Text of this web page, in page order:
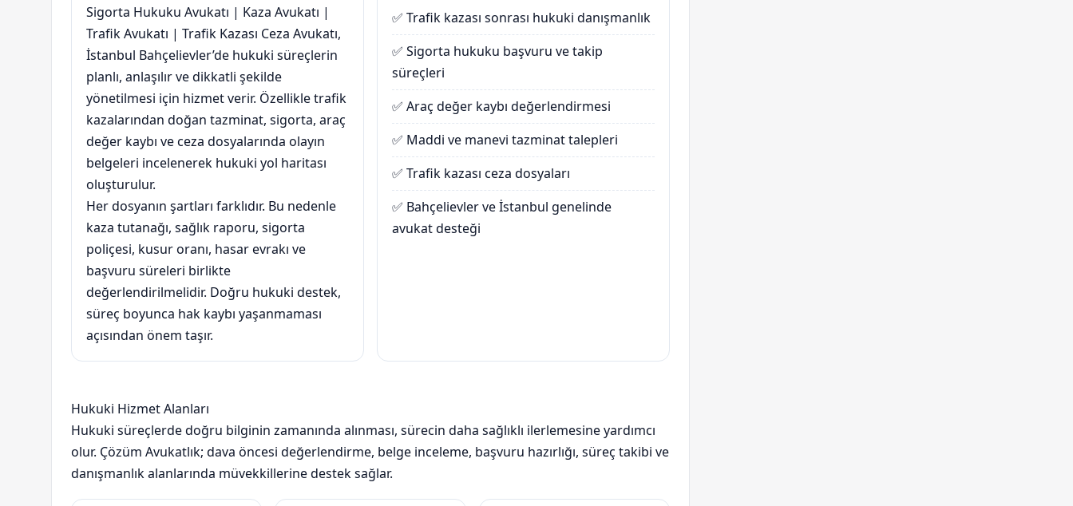
Sigorta Hukuku Avukatı | Kaza Avukatı |
Trafik Avukatı | Trafik Kazası Ceza Avukatı,
İstanbul Bahçelievler’de hukuki süreçlerin
planlı, anlaşılır ve dikkatli şekilde
yönetilmesi için hizmet verir. Özellikle trafik
kazalarından doğan tazminat, sigorta, araç
değer kaybı ve ceza dosyalarında olayın
belgeleri incelenerek hukuki yol haritası
oluşturulur.
Her dosyanın şartları farklıdır. Bu nedenle
kaza tutanağı, sağlık raporu, sigorta
poliçesi, kusur oranı, hasar evrakı ve
başvuru süreleri birlikte
değerlendirilmelidir. Doğru hukuki destek,
süreç boyunca hak kaybı yaşanmaması
açısından önem taşır.
✅ Trafik kazası sonrası hukuki danışmanlık
✅ Sigorta hukuku başvuru ve takip
süreçleri
✅ Araç değer kaybı değerlendirmesi
✅ Maddi ve manevi tazminat talepleri
✅ Trafik kazası ceza dosyaları
✅ Bahçelievler ve İstanbul genelinde
avukat desteği
Hukuki Hizmet Alanları
Hukuki süreçlerde doğru bilginin zamanında alınması, sürecin daha sağlıklı ilerlemesine yardımcı
olur. Çözüm Avukatlık; dava öncesi değerlendirme, belge inceleme, başvuru hazırlığı, süreç takibi ve
danışmanlık alanlarında müvekkillerine destek sağlar.